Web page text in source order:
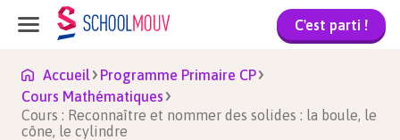
C'est parti !
Accueil
Programme Primaire CP
Cours Mathématiques
Cours : Reconnaître et nommer des solides : la boule, le
cône, le cylindre